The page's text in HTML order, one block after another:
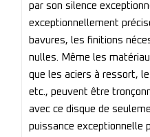
par son silence
exceptionnellement
bavures, les finitions
nulles. Même les
que les aciers à ressort,
etc., peuvent être
avec ce disque de
puissance exceptionnelle